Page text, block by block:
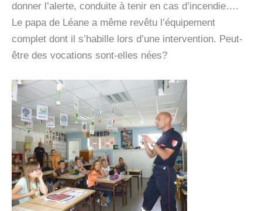
donner l’alerte, conduite à tenir en cas d’incendie….
Le papa de Léane a même revêtu l’équipement
complet dont il s’habille lors d’une intervention. Peut-
être des vocations sont-elles nées?